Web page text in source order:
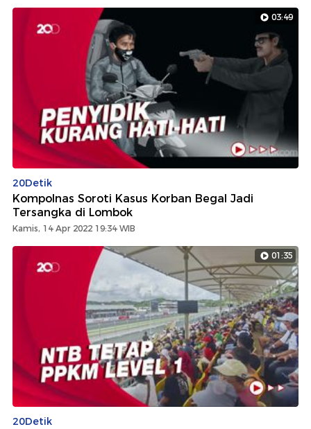
03:49
20Detik
Kompolnas Soroti Kasus Korban Begal Jadi
Tersangka di Lombok
Kamis, 14 Apr 2022 19:34 WIB
01:35
20Detik